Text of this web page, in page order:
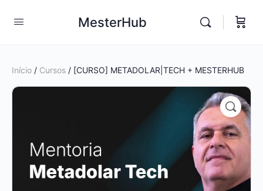
MesterHub
Início / Cursos / [CURSO] METADOLAR|TECH + MESTERHUB